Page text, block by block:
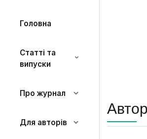
Головна
Статті та
випуски
Про журнал
Для авторів
Автор